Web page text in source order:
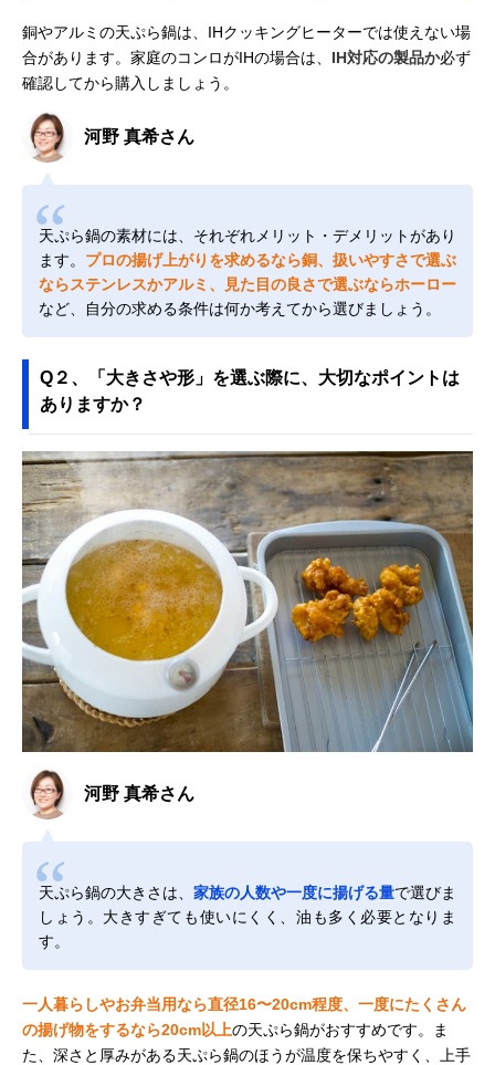
銅やアルミの天ぷら鍋は、IHクッキングヒーターでは使えない場
合があります。家庭のコンロがIHの場合は、 IH対応の製品か必ず
確認してから購入しましょう。
河野 真希さん
天ぷら鍋の素材には、それぞれメリット・デメリットがあり
ます。 プロの揚げ上がりを求めるなら銅、扱いやすさで選ぶ
ならステンレスかアルミ、見た目の良さで選ぶならホーロー
など、自分の求める条件は何か考えてから選びましょう。
Q２、「大きさや形」を選ぶ際に、大切なポイントは
ありますか？
河野 真希さん
天ぷら鍋の大きさは、 家族の人数や一度に揚げる量で選びま
しょう。大きすぎても使いにくく、油も多く必要となりま
す。
一人暮らしやお弁当用なら直径16〜20cm程度、一度にたくさん
の揚げ物をするなら20cm以上の天ぷら鍋がおすすめです。ま
た、深さと厚みがある天ぷら鍋のほうが温度を保ちやすく、上手